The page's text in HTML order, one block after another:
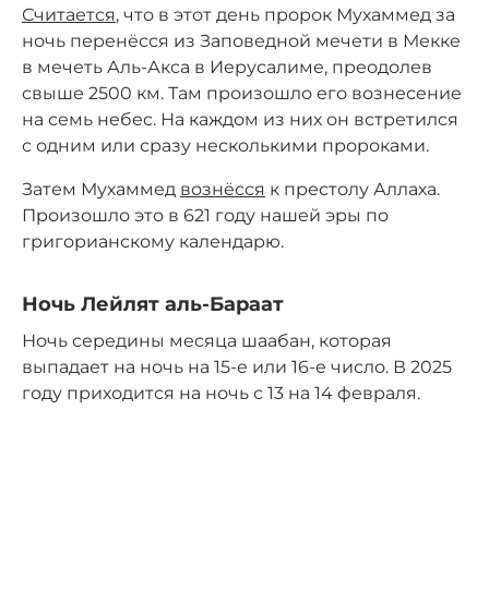
Считается, что в этот день пророк Мухаммед за
ночь перенёсся из Заповедной мечети в Мекке
в мечеть Аль-Акса в Иерусалиме, преодолев
свыше 2500 км. Там произошло его вознесение
на семь небес. На каждом из них он встретился
с одним или сразу несколькими пророками.
Затем Мухаммед вознёсся к престолу Аллаха.
Произошло это в 621 году нашей эры по
григорианскому календарю.
Ночь Лейлят аль-Бараат
Ночь середины месяца шаабан, которая
выпадает на ночь на 15-е или 16-е число. В 2025
году приходится на ночь с 13 на 14 февраля.